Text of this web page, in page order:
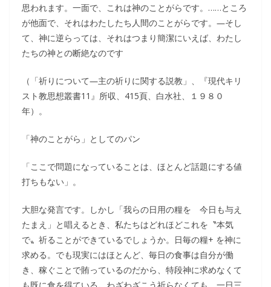
思われます。一面で、これは神のことがらです。……ところ
が他面で、それはわたしたち人間のことがらです。―そし
て、神に逆らっては、それはつまり簡潔にいえば、わたし
たちの神との断絶なのです
（「祈りについて―主の祈りに関する説教」、『現代キリ
スト教思想叢書11』所収、415頁、白水社、１９８０
年）。
「神のことがら」としてのパン
「ここで問題になっていることは、ほとんど話題にする値
打ちもない」。
大胆な発言です。しかし「我らの日用の糧を 今日も与え
たまえ」と唱えるとき、私たちはどれほどこれを〝本気
で〟祈ることができているでしょうか。日毎の糧+ を神に
求める。でも現実にはほとんど、毎日の食事は自分が働
き、稼ぐことで賄っているのだから、特段神に求めなくて